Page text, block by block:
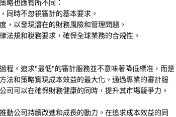
略也應有所不同：
同時不忽視審計的基本要求。
，以發現潛在的財務風險和管理問題。
法規和稅務要求，確保全球業務的合規性。
程。追求"最低"的審計服務並不意味著降低標准，而是
法和策略實現成本效益的最大化。通過專業的審計服
司可以在確保財務健康的同時，提升其市場競爭力。
動公司持續改進和成長的動力。在追求成本效益的同